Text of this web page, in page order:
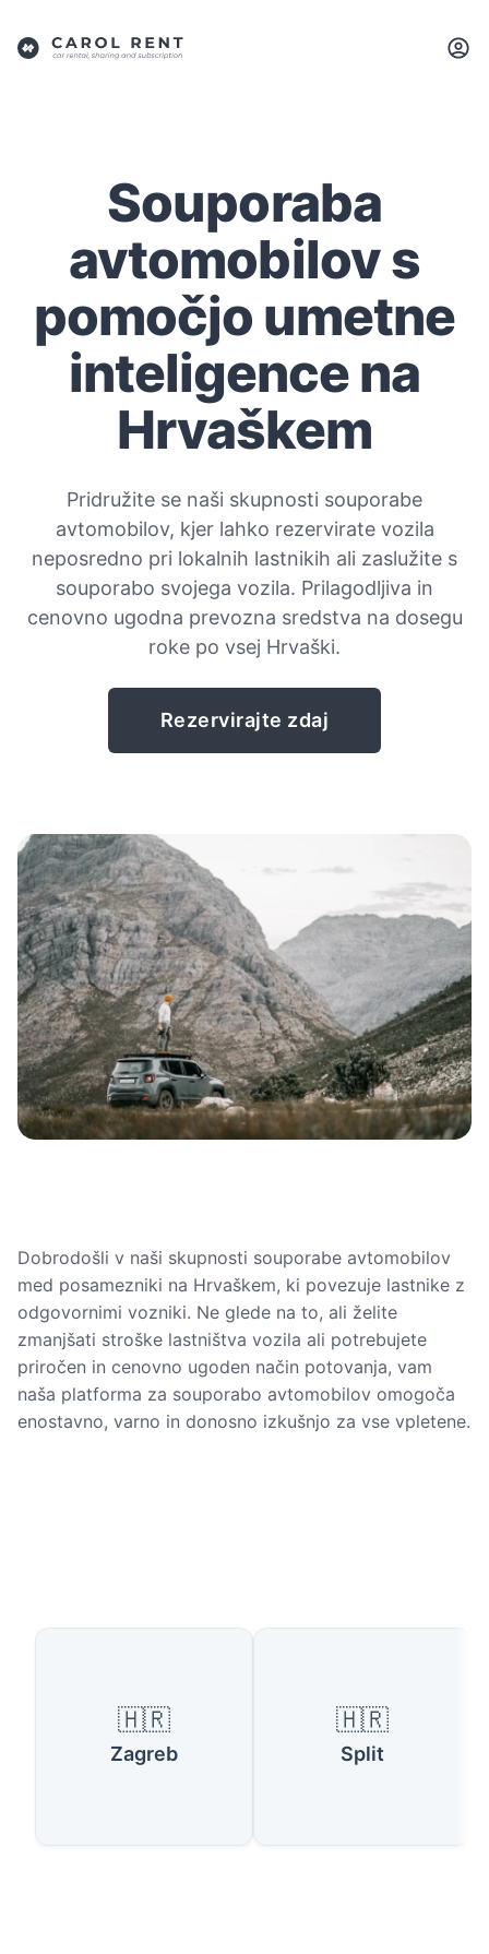
Souporaba
avtomobilov s
pomočjo umetne
inteligence na
Hrvaškem
Pridružite se naši skupnosti souporabe
avtomobilov, kjer lahko rezervirate vozila
neposredno pri lokalnih lastnikih ali zaslužite s
souporabo svojega vozila. Prilagodljiva in
cenovno ugodna prevozna sredstva na dosegu
roke po vsej Hrvaški.
Rezervirajte zdaj
Dobrodošli v naši skupnosti souporabe avtomobilov
med posamezniki na Hrvaškem, ki povezuje lastnike z
odgovornimi vozniki. Ne glede na to, ali želite
zmanjšati stroške lastništva vozila ali potrebujete
priročen in cenovno ugoden način potovanja, vam
naša platforma za souporabo avtomobilov omogoča
enostavno, varno in donosno izkušnjo za vse vpletene.
Razpoložljive države
🇭🇷
Zagreb
🇭🇷
Split